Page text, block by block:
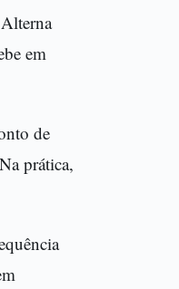
em
de
prática,